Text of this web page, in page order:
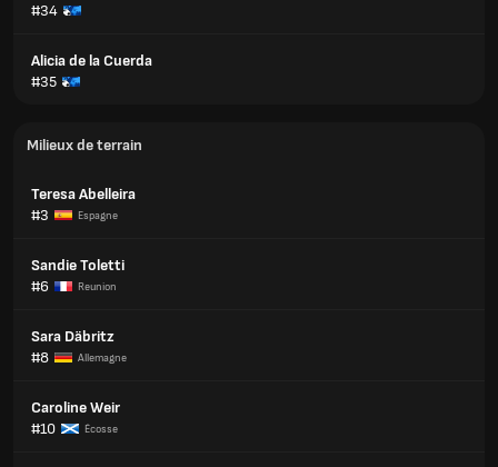
#34
Alicia de la Cuerda
#35
Milieux de terrain
Teresa Abelleira
#3
Espagne
Sandie Toletti
#6
Reunion
Sara Däbritz
#8
Allemagne
Caroline Weir
#10
Écosse